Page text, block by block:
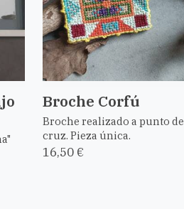
Broche Corfú
Broche realizado a punto de
cruz. Pieza única.
16,50 €